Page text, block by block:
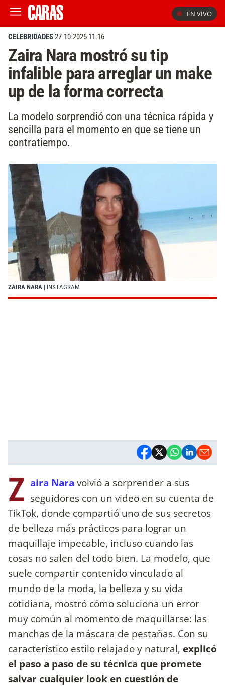
EN VIVO
CELEBRIDADES27-10-2025 11:16
Zaira Nara mostró su tip
infalible para arreglar un make
up de la forma correcta
La modelo sorprendió con una técnica rápida y
sencilla para el momento en que se tiene un
contratiempo.
ZAIRA NARA | INSTAGRAM
Z aira Nara volvió a sorprender a sus
seguidores con un video en su cuenta de
TikTok, donde compartió uno de sus secretos
de belleza más prácticos para lograr un
maquillaje impecable, incluso cuando las
cosas no salen del todo bien. La modelo, que
suele compartir contenido vinculado al
mundo de la moda, la belleza y su vida
cotidiana, mostró cómo soluciona un error
muy común al momento de maquillarse: las
manchas de la máscara de pestañas. Con su
característico estilo relajado y natural, explicó
el paso a paso de su técnica que promete
salvar cualquier look en cuestión de